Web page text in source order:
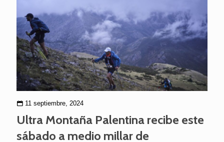
11 septiembre, 2024
Ultra Montaña Palentina recibe este
sábado a medio millar de